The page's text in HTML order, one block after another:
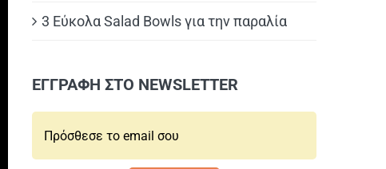
3 Εύκολα Salad Bowls για την παραλία
ΕΓΓΡΑΦΗ ΣΤΟ NEWSLETTER